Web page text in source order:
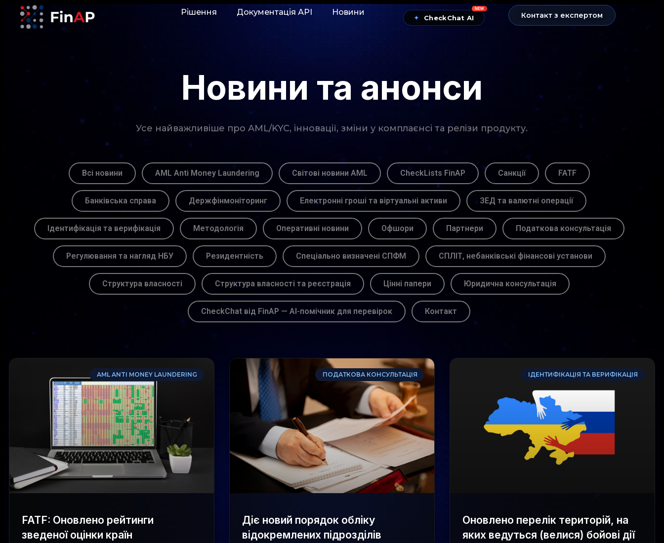
Рішення Документація АРІ Новини
✦ CheckChat AI
NEW
Контакт з експертом
Новини та анонси
Усе найважливіше про AML/KYC, інновації, зміни у комплаєнсі та релізи продукту.
Всі новини AML Anti Money Laundering Світові новини AML CheckLists FinAP Санкції FATF
Банківська справа Держфінмоніторинг Електронні гроші та віртуальні активи ЗЕД та валютні операції
Ідентифікація та верифікація Методологія Оперативні новини Офшори Партнери Податкова консультація
Регулювання та нагляд НБУ Резидентність Спеціально визначені СПФМ СПЛІТ, небанківські фінансові установи
Структура власності Структура власності та реєстрація Цінні папери Юридична консультація
CheckChat від FinAP — AI-помічник для перевірок Контакт
AML ANTI MONEY LAUNDERING
FATF: Оновлено рейтинги
зведеної оцінки країн
ПОДАТКОВА КОНСУЛЬТАЦІЯ
Діє новий порядок обліку
відокремлених підрозділів
ІДЕНТИФІКАЦІЯ ТА ВЕРИФІКАЦІЯ
Оновлено перелік територій, на
яких ведуться (велися) бойові дії